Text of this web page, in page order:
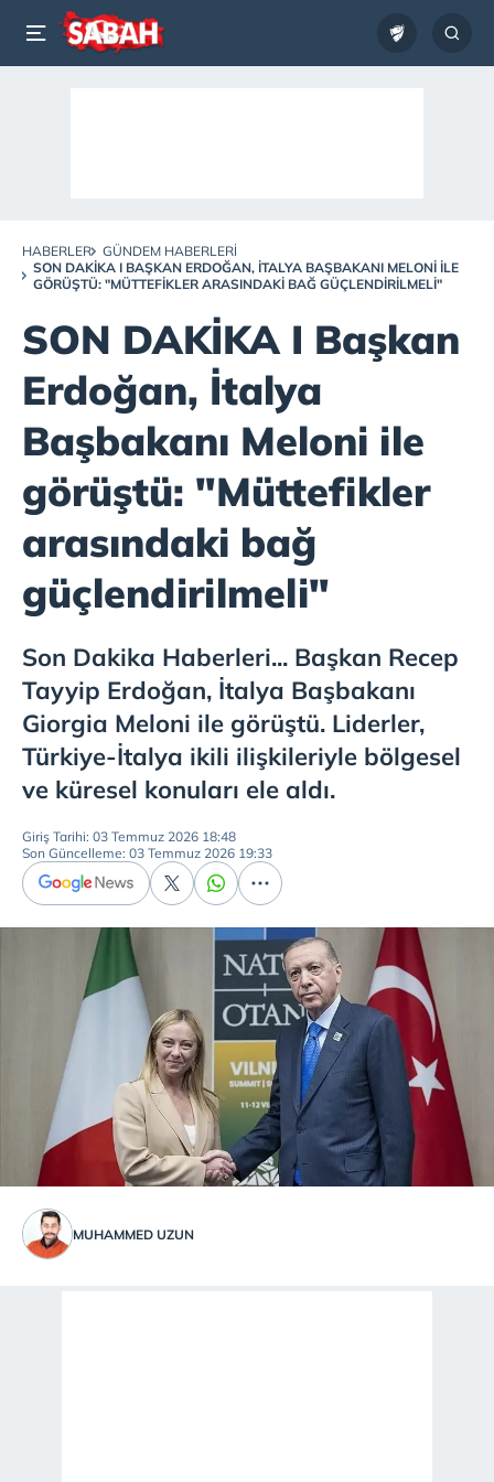
HABERLER
GÜNDEM HABERLERI
SON DAKİKA I BAŞKAN ERDOĞAN, İTALYA BAŞBAKANI MELONI ILE
GÖRÜŞTÜ: "MÜTTEFIKLER ARASINDAKI BAĞ GÜÇLENDIRILMELI"
SON DAKİKA I Başkan
Erdoğan, İtalya
Başbakanı Meloni ile
görüştü: "Müttefikler
arasındaki bağ
güçlendirilmeli"
Son Dakika Haberleri... Başkan Recep
Tayyip Erdoğan, İtalya Başbakanı
Giorgia Meloni ile görüştü. Liderler,
Türkiye-İtalya ikili ilişkileriyle bölgesel
ve küresel konuları ele aldı.
Giriş Tarihi: 03 Temmuz 2026 18:48
Son Güncelleme: 03 Temmuz 2026 19:33
MUHAMMED UZUN